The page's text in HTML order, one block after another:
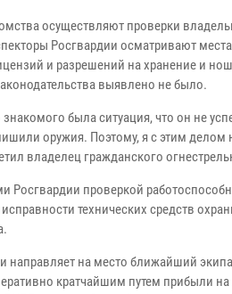
осуществляют проверки
Росгвардии осматривают
и разрешений на хранение и
выявлено не было.
была ситуация, что он не
оружия. Поэтому, я с этим делом
владелец гражданского
проверкой
технических средств
направляет на место ближайший
кратчайшим путем прибыли